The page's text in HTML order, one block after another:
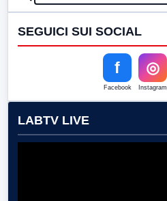
SEGUICI SUI SOCIAL
f
Facebook
◎
Instagram
LABTV LIVE